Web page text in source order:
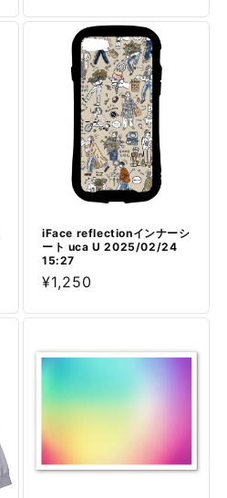
価
iFace reflectionインナーシ
ート uca U 2025/02/24
15:27
通
価
¥1,250